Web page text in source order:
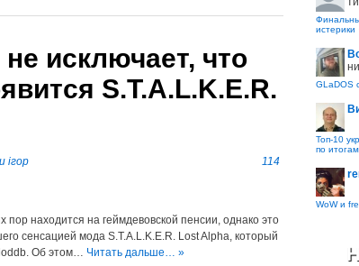
исключает, что
S.T.A.L.K.E.R.
ігор 114
пор находится на геймдевовской пенсии, однако это
сенсацией мода S.T.A.L.K.E.R. Lost Alpha, который
Об этом… Читать дальше… »
истерики
GLaDOS
Топ-10
по
WoW и